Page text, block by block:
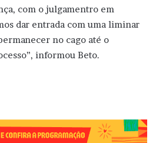
com o julgamentro em
dar entrada com uma liminar
no cago até o
informou Beto.